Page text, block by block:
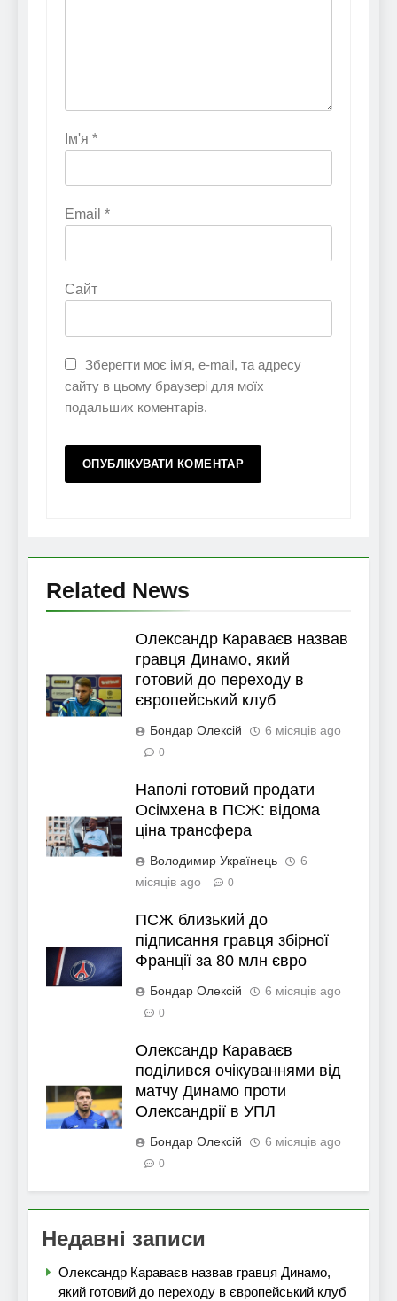
Ім'я *
Email *
Сайт
Зберегти моє ім'я, e-mail, та адресу
сайту в цьому браузері для моїх
подальших коментарів.
Related News
Олександр Караваєв назвав
гравця Динамо, який
готовий до переходу в
європейський клуб
Бондар Олексій 6 місяців ago
0
Наполі готовий продати
Осімхена в ПСЖ: відома
ціна трансфера
Володимир Українець
6
місяців ago
0
ПСЖ близький до
підписання гравця збірної
Франції за 80 млн євро
Бондар Олексій 6 місяців ago
0
Олександр Караваєв
поділився очікуваннями від
матчу Динамо проти
Олександрії в УПЛ
Бондар Олексій 6 місяців ago
0
Недавні записи
Олександр Караваєв назвав гравця Динамо,
який готовий до переходу в європейський клуб